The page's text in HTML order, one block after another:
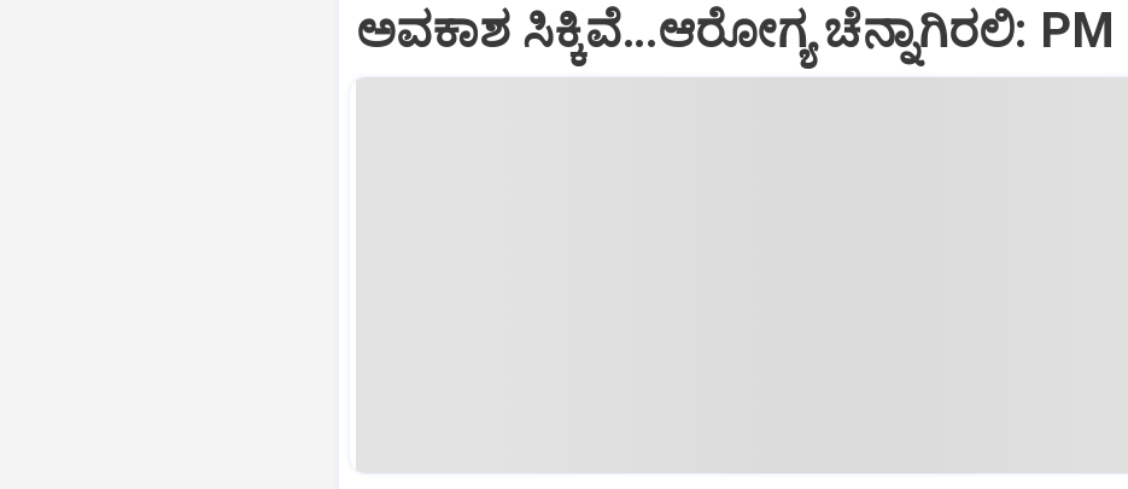
ಅವಕಾಶ ಸಿಕ್ಕಿವೆ…ಆರೋಗ್ಯ ಚೆನ್ನಾಗಿರಲಿ: PM